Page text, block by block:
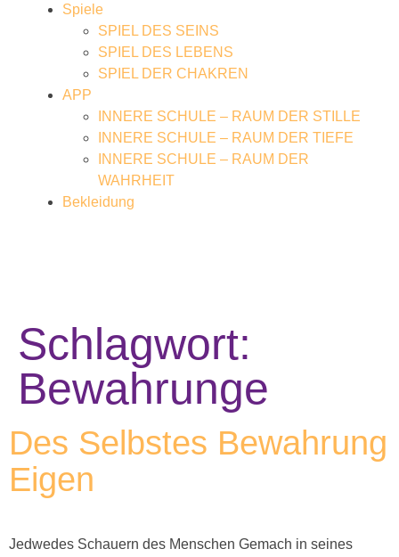
Spiele
SPIEL DES SEINS
SPIEL DES LEBENS
SPIEL DER CHAKREN
APP
INNERE SCHULE – RAUM DER STILLE
INNERE SCHULE – RAUM DER TIEFE
INNERE SCHULE – RAUM DER
WAHRHEIT
Bekleidung
Schlagwort:
Bewahrunge
Des Selbstes Bewahrung
Eigen
Jedwedes Schauern des Menschen Gemach in seines